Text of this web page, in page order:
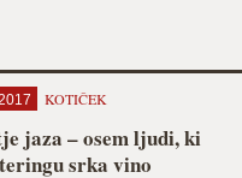
KOTIČEK
jaza – osem ljudi, ki
srka vino